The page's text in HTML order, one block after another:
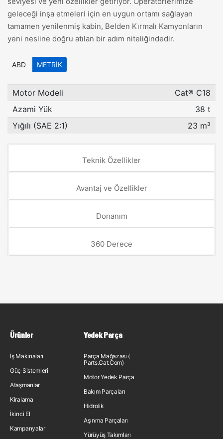
geleceği inşa etmeleri için en uygun ortamı sağlayan
tamamen yenilenmiş kabin, Belden Kırmalı Kamyonların
yeni nesline doğru atılan bir adım niteliğindedir.
ABD METRIK
Motor Modeli
Cat® C18
Azami Yük
38 t
Yığılı (SAE 2:1)
23 m³
Teknik Özellikler
Avantaj ve Özellikler
Donanım
360 Derece
Ürünler
İş Makinaları
Güç Sistemleri
Ataşmanlar
Kiralama
İkinci El
Kampanyalar
Yedek Parça
Parça Mağazası (
Parts.Cat.Com)
Motor Yedek Parça
Bakım Parçaları
Hidrolik
Aşınma Parçaları
Yürüyüş Takımları